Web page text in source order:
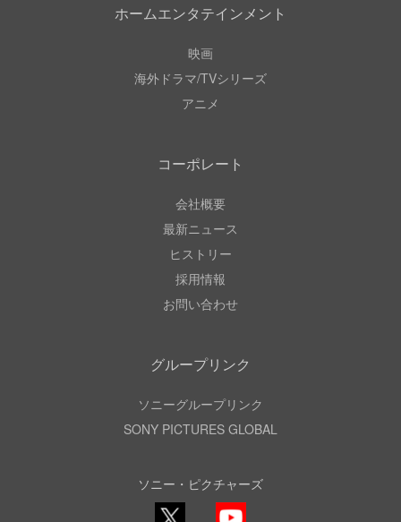
ホームエンタテインメント
映画
海外ドラマ/TVシリーズ
アニメ
コーポレート
会社概要
最新ニュース
ヒストリー
採用情報
お問い合わせ
グループリンク
ソニーグループリンク
SONY PICTURES GLOBAL
ソニー・ピクチャーズ